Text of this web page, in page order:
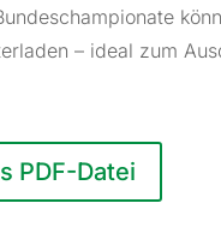
– ideal zum
PDF-Datei